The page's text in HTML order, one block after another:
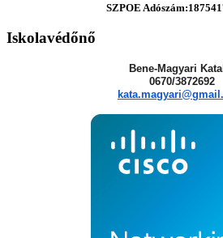
SZPOE
Iskolavédőnő
Bene-Magyari
0670/3872692